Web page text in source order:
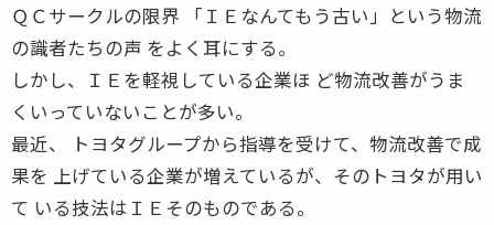
ＱＣサークルの限界 「ＩＥなんてもう古い」という物流
の識者たちの声 をよく耳にする。
しかし、ＩＥを軽視している企業ほ ど物流改善がうま
くいっていないことが多い。
最近、 トヨタグループから指導を受けて、物流改善で成
果を 上げている企業が増えているが、そのトヨタが用い
て いる技法はＩＥそのものである。